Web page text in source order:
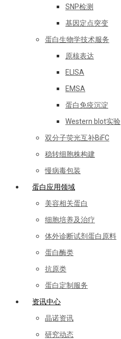
SNP检测
基因定点突变
蛋白生物学技术服务
原核表达
ELISA
EMSA
蛋白免疫沉淀
Western blot实验
双分子荧光互补BiFC
稳转细胞株构建
慢病毒包装
蛋白应用领域
美容相关蛋白
细胞培养及治疗
体外诊断试剂蛋白原料
蛋白酶类
抗原类
蛋白定制服务
资讯中心
晶诺资讯
研究动态